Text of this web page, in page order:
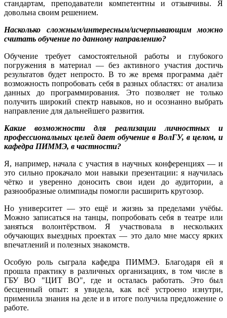
стандартам, преподаватели компетентны и отзывчивы. Я
довольна своим решением.
Насколько сложным/интересным/исчерпывающим можно
считать обучение по данному направлению?
Обучение требует самостоятельной работы и глубокого
погружения в материал — без активного участия достичь
результатов будет непросто. В то же время программа даёт
возможность попробовать себя в разных областях: от анализа
данных до программирования. Это позволяет не только
получить широкий спектр навыков, но и осознанно выбрать
направление для дальнейшего развития.
Какие возможности для реализации личностных и
профессиональных целей дает обучение в ВолГУ, в целом, и
кафедра ПИММЭ, в частности?
Я, например, начала с участия в научных конференциях — и
это сильно прокачало мои навыки презентации: я научилась
чётко и уверенно доносить свои идеи до аудитории, а
разнообразные олимпиады помогли расширить кругозор.
Но университет — это ещё и жизнь за пределами учёбы.
Можно записаться на танцы, попробовать себя в театре или
заняться волонтёрством. Я участвовала в нескольких
обучающих выездных проектах — это дало мне массу ярких
впечатлений и полезных знакомств.
Особую роль сыграла кафедра ПИММЭ. Благодаря ей я
прошла практику в различных организациях, в том числе в
ГБУ ВО "ЦИТ ВО", где и осталась работать. Это был
бесценный опыт: я увидела, как всё устроено изнутри,
применила знания на деле и в итоге получила предложение о
работе.